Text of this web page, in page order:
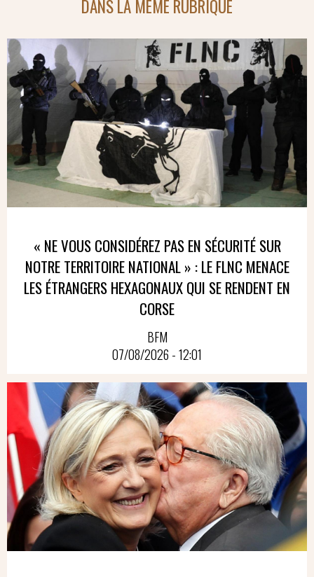
DANS LA MÊME RUBRIQUE
« NE VOUS CONSIDÉREZ PAS EN SÉCURITÉ SUR
NOTRE TERRITOIRE NATIONAL » : LE FLNC MENACE
LES ÉTRANGERS HEXAGONAUX QUI SE RENDENT EN
CORSE
BFM
07/08/2026 - 12:01